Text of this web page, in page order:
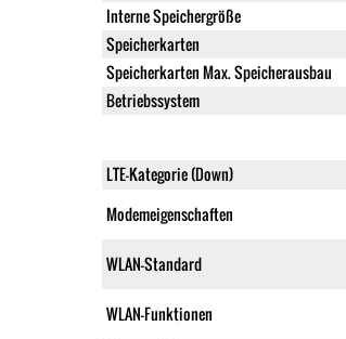
Interne Speichergröße
Speicherkarten
Speicherkarten Max. Speicherausbau
Betriebssystem
LTE-Kategorie (Down)
Modemeigenschaften
WLAN-Standard
WLAN-Funktionen